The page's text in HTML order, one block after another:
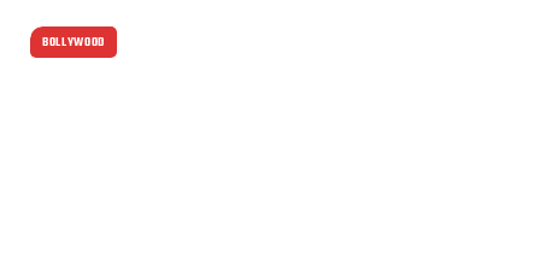
BOLLYWOOD